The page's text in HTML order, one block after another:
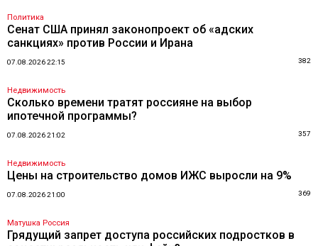
Политика
Сенат США принял законопроект об «адских
санкциях» против России и Ирана
07.08.2026 22:15 382
Недвижимость
Сколько времени тратят россияне на выбор
ипотечной программы?
07.08.2026 21:02 357
Недвижимость
Цены на строительство домов ИЖС выросли на 9%
07.08.2026 21:00 369
Матушка Россия
Грядущий запрет доступа российских подростков в